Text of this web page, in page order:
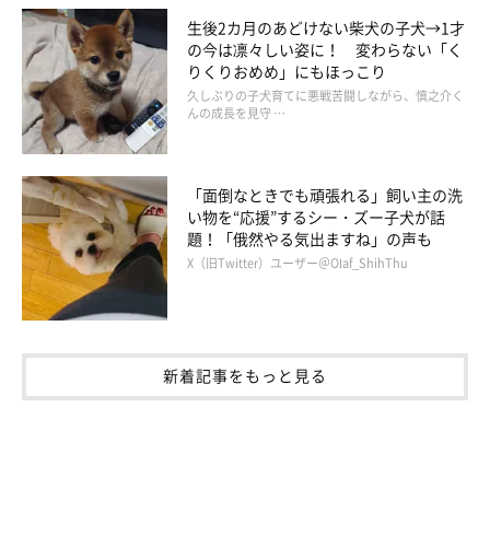
生後2カ月のあどけない柴犬の子犬→1才
の今は凛々しい姿に！ 変わらない「く
りくりおめめ」にもほっこり
久しぶりの子犬育てに悪戦苦闘しながら、慎之介く
んの成長を見守 …
「面倒なときでも頑張れる」飼い主の洗
い物を“応援”するシー・ズー子犬が話
題！「俄然やる気出ますね」の声も
X（旧Twitter）ユーザー＠Olaf_ShihThu
新着記事をもっと見る